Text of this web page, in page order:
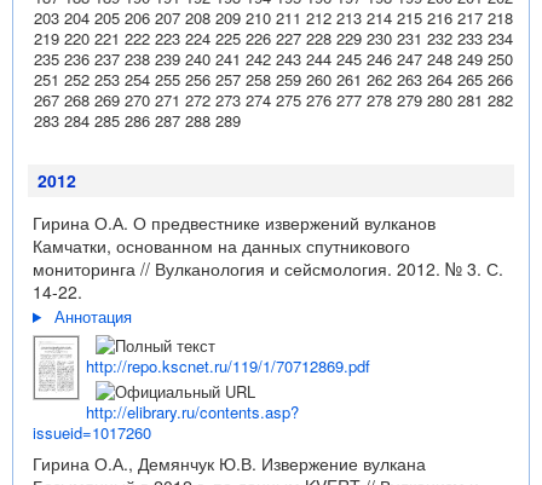
203 204 205 206 207 208 209 210 211 212 213 214 215 216 217 218
219 220 221 222 223 224 225 226 227 228 229 230 231 232 233 234
235 236 237 238 239 240 241 242 243 244 245 246 247 248 249 250
251 252 253 254 255 256 257 258 259 260 261 262 263 264 265 266
267 268 269 270 271 272 273 274 275 276 277 278 279 280 281 282
283 284 285 286 287 288 289
2012
Гирина О.А. О предвестнике извержений вулканов
Камчатки, основанном на данных спутникового
мониторинга // Вулканология и сейсмология. 2012. № 3. С.
14-22.
Аннотация
http://repo.kscnet.ru/119/1/70712869.pdf
http://elibrary.ru/contents.asp?
issueid=1017260
Гирина О.А., Демянчук Ю.В. Извержение вулкана